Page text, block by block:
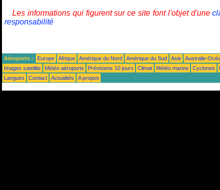
Les informations qui figurent sur ce site font l'objet d'une
responsabilité
Aéroports : Europe Afrique Amérique du Nord Amérique du Sud Asie
Australie-
Images satellite
Météo aéroports Prévisions 10 jours Climat Météo marine Cyclones
Langues
Contact Actualités A propos